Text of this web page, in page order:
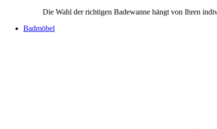
Die Wahl der richtigen Badewanne hängt von Ihren
Badmöbel